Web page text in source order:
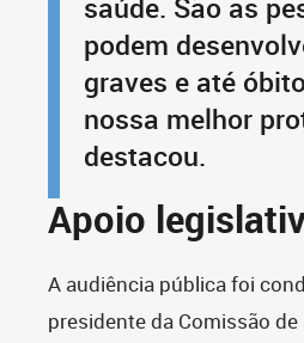
saúde. São as
podem
graves e até
nossa melhor
destacou.
Apoio
A audiência pública foi
presidente da Comissão